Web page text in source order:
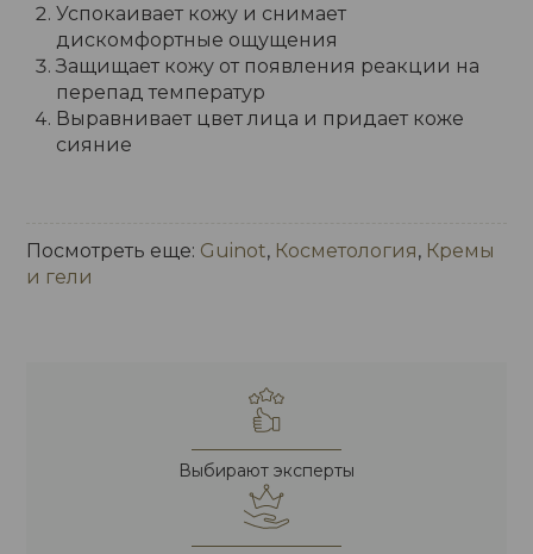
Успокаивает кожу и снимает
дискомфортные ощущения
Защищает кожу от появления реакции на
перепад температур
Выравнивает цвет лица и придает коже
сияние
Посмотреть еще: Guinot, Косметология, Кремы
и гели
Выбирают эксперты